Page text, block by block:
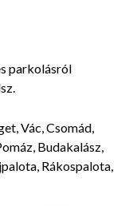
parkolásról
Vác, Csomád,
Budakalász,
Rákospalota,